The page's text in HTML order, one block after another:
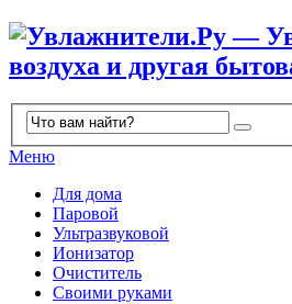
Меню
Для дома
Паровой
Ультразвуковой
Ионизатор
Очиститель
Своими руками